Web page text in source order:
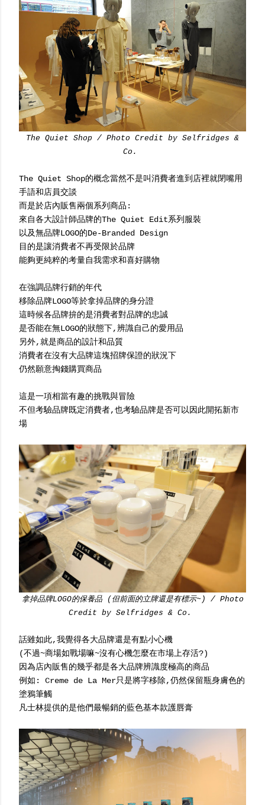
The Quiet Shop / Photo Credit by Selfridges &
Co.
The Quiet Shop的概念當然不是叫消費者進到店裡就閉嘴用
手語和店員交談
而是於店內販售兩個系列商品:
來自各大設計師品牌的The Quiet Edit系列服裝
以及無品牌LOGO的De-Branded Design
目的是讓消費者不再受限於品牌
能夠更純粹的考量自我需求和喜好購物
在強調品牌行銷的年代
移除品牌LOGO等於拿掉品牌的身分證
這時候各品牌拚的是消費者對品牌的忠誠
是否能在無LOGO的狀態下,辨識自己的愛用品
另外,就是商品的設計和品質
消費者在沒有大品牌這塊招牌保證的狀況下
仍然願意掏錢購買商品
這是一項相當有趣的挑戰與冒險
不但考驗品牌既定消費者,也考驗品牌是否可以因此開拓新市
場
拿掉品牌LOGO的保養品 (但前面的立牌還是有標示~) / Photo
Credit by Selfridges & Co.
話雖如此,我覺得各大品牌還是有點小心機
(不過~商場如戰場嘛~沒有心機怎麼在市場上存活?)
因為店內販售的幾乎都是各大品牌辨識度極高的商品
例如: Creme de La Mer只是將字移除,仍然保留瓶身膚色的
塗鴉筆觸
凡士林提供的是他們最暢銷的藍色基本款護唇膏